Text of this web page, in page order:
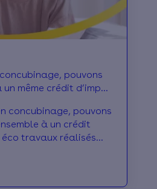
pouvons
même crédit d’impôt
concubinage, pouvons
à un crédit
travaux réalisés